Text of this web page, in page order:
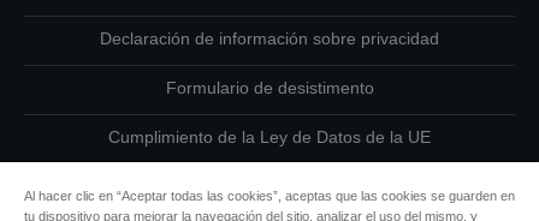
Declaración de información sobre privacidad
Formulario de desistimento
Cumplimiento de la Ley de Datos de la UE
Al hacer clic en “Aceptar todas las cookies”, aceptas que las cookies se guarden en
tu dispositivo para mejorar la navegación del sitio, analizar el uso del mismo, y